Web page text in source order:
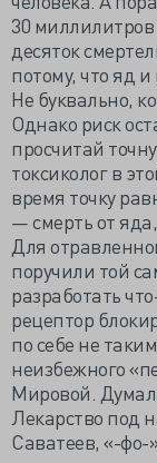
30 миллилитров
десяток
потому, что яд
Не буквально,
Однако риск
просчитай
токсиколог в
время точку
— смерть от
Для
поручили той
разработать
рецептор
по себе не
неизбежного
Мировой.
Лекарство под
Саватеев, «-фо-